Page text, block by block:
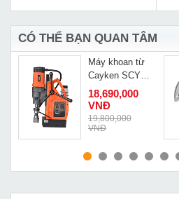
CÓ THỂ BẠN QUAN TÂM
MUA NGAY
Máy khoan từ
Cayken SCY-
98HD
18,690,000
VNĐ
19,800,000
VNĐ